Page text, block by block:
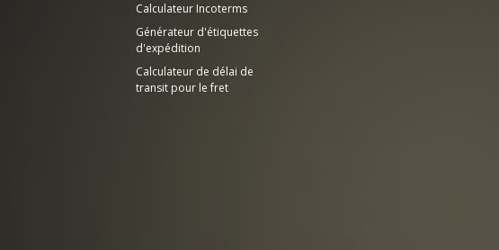
Calculateur Incoterms
Générateur d'étiquettes
d'expédition
Calculateur de délai de
transit pour le fret